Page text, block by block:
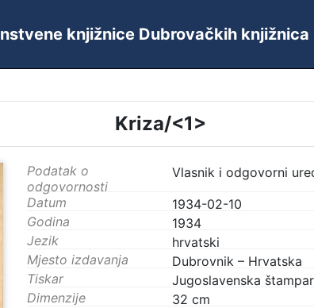
knjižnice Dubrovačkih knjižnica
Kriza/<1>
Podatak o
odgovornosti
Vlasnik i odgovorni
Datum
1934-02-10
Godina
1934
Jezik
hrvatski
Mjesto izdavanja
Dubrovnik – Hrvatska
Tiskar
Jugoslavenska
Dimenzije
32 cm